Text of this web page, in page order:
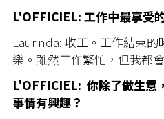
L'OFFICIEL: 工作中最享受
Laurinda: 收工。工作結束
樂。雖然工作繁忙，但我都
L'OFFICIEL: 你除了做生意
事情有興趣？